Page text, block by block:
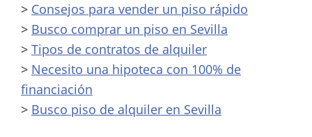
> Consejos para vender un piso rápido
> Busco comprar un piso en Sevilla
> Tipos de contratos de alquiler
> Necesito una hipoteca con 100% de
financiación
> Busco piso de alquiler en Sevilla